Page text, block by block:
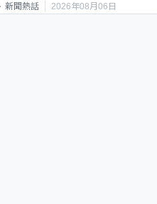
新聞熱話 2026年08月06日